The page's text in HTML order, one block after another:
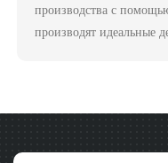
производства с
производят идеальные